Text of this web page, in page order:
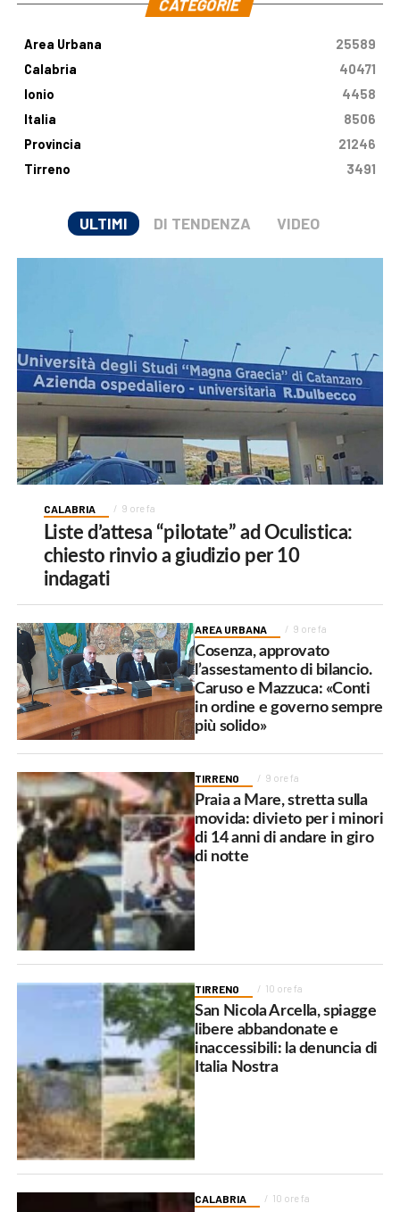
CATEGORIE
Area Urbana
25589
Calabria
40471
Ionio
4458
Italia
8506
Provincia
21246
Tirreno
3491
ULTIMI DI TENDENZA VIDEO
CALABRIA 9 ore fa
Liste d’attesa “pilotate” ad Oculistica:
chiesto rinvio a giudizio per 10
indagati
AREA URBANA 9 ore fa
Cosenza, approvato
l’assestamento di bilancio.
Caruso e Mazzuca: «Conti
in ordine e governo sempre
più solido»
TIRRENO 9 ore fa
Praia a Mare, stretta sulla
movida: divieto per i minori
di 14 anni di andare in giro
di notte
TIRRENO 10 ore fa
San Nicola Arcella, spiagge
libere abbandonate e
inaccessibili: la denuncia di
Italia Nostra
CALABRIA 10 ore fa